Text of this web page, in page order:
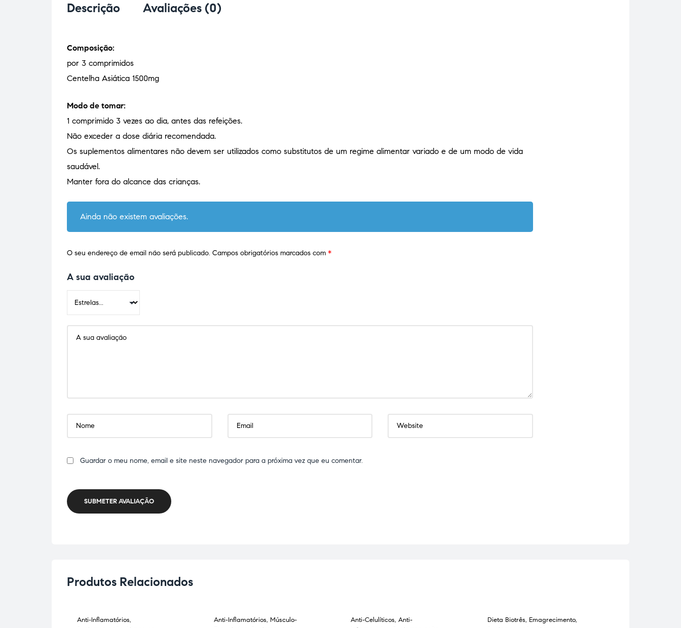
Descrição Avaliações (0)
Composição:
por 3 comprimidos
Centelha Asiática 1500mg
Modo de tomar:
1 comprimido 3 vezes ao dia, antes das refeições.
Não exceder a dose diária recomendada.
Os suplementos alimentares não devem ser utilizados como substitutos de um regime alimentar variado e de um modo de vida
saudável.
Manter fora do alcance das crianças.
Ainda não existem avaliações.
O seu endereço de email não será publicado. Campos obrigatórios marcados com *
A sua avaliação
Guardar o meu nome, email e site neste navegador para a próxima vez que eu comentar.
SUBMETER AVALIAÇÃO
Produtos Relacionados
Anti-Inflamatórios,
Anti-Inflamatórios, Músculo-
Anti-Celulíticos, Anti-
Dieta Biotrês, Emagrecimento,